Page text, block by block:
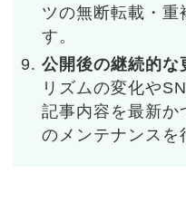
ツの無断転載・重
す。
公開後の継続的な
リズムの変化や
記事内容を最新か
のメンテナンスを